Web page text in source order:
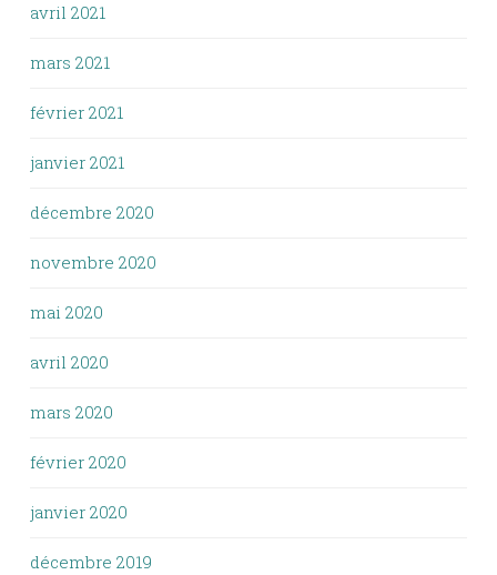
avril 2021
mars 2021
février 2021
janvier 2021
décembre 2020
novembre 2020
mai 2020
avril 2020
mars 2020
février 2020
janvier 2020
décembre 2019